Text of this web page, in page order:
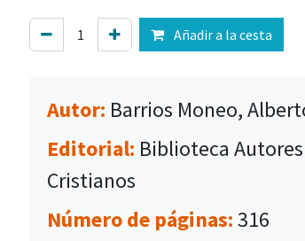
Añadir a la cesta
Autor: Barrios Moneo,
Editorial: Biblioteca Autores
Cristianos
Número de páginas:316